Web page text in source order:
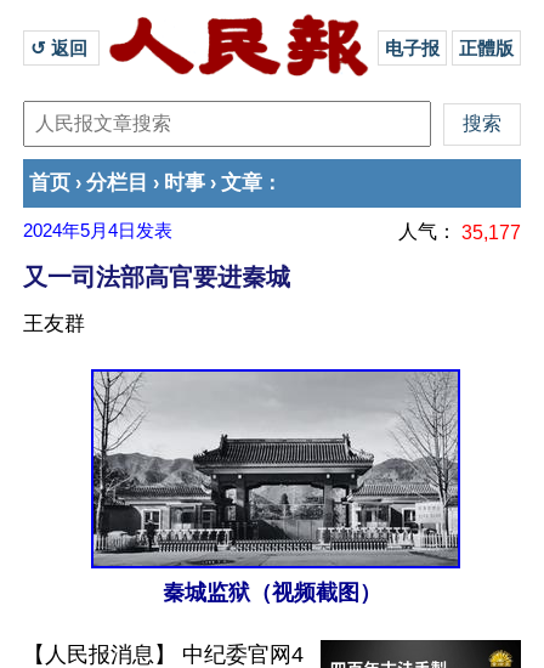
↺ 返回 电子报 正體版
首页 › 分栏目 › 时事 › 文章 ：
2024年5月4日 发表 人气： 35,177
又一司法部高官要进秦城
王友群
秦城监狱（视频截图）
【人民报消息】 中纪委官网4